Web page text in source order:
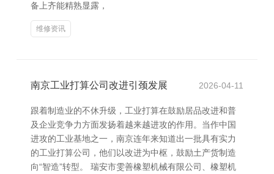
备上齐能精熟显露，
维修资讯
南京工业打算公司改进引颈发展 2026-04-11
跟着制造业的不休升级，工业打算在鼓励居品改进和普
及企业竞争力方面发扬着越来越进攻的作用。当作中国
进攻的工业基地之一，南京连年来知道出一批具有实力
的工业打算公司，他们以改进为中枢，鼓励土产货制造
向“智造”转型。 瑞安市雯善橡塑机械有限公司、橡塑机